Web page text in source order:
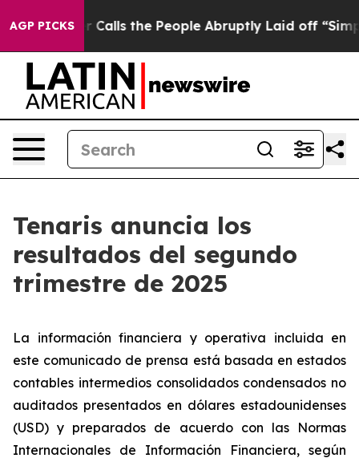
AGP PICKS
the People Abruptly Laid off “Simply a Math
Tenaris anuncia los
resultados del segundo
trimestre de 2025
La información financiera y operativa incluida en
este comunicado de prensa está basada en estados
contables intermedios consolidados condensados no
auditados presentados en dólares estadounidenses
(USD) y preparados de acuerdo con las Normas
Internacionales de Información Financiera, según